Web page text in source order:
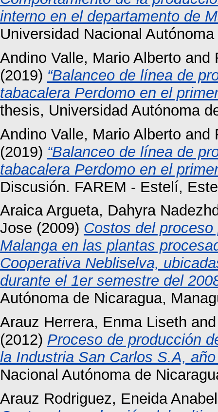
interno en el departamento de
Universidad Nacional
Andino Valle, Mario Alberto and
(2019) “Balanceo de línea de
tabacalera Perdomo en el
thesis, Universidad Autónoma
Andino Valle, Mario Alberto and
(2019) “Balanceo de línea de
tabacalera Perdomo en el
Discusión. FAREM - Estelí,
Araica Argueta, Dahyra
Jose (2009) Costos del
Malanga en las plantas
Cooperativa Nebliselva,
durante el 1er semestre del
Autónoma de Nicaragua,
Arauz Herrera, Enma Liseth
(2012) Proceso de producción
la Industria San Carlos S.A,
Nacional Autónoma de
Arauz Rodriguez, Eneida Anabel